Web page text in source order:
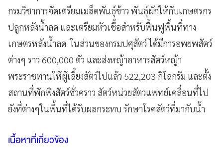
กรมวิชาการจัดเตรียมเมล็ดพันธุ์ข้าว พันธุ์ผักให้กับเกษตรกร
ปลูกหลังน้ำลด และเตรียมหัวเชื้อสำหรับฟื้นฟูพื้นที่ทาง
เกษตรหลังน้ำลด ในส่วนของกรมปศุสัตว์ ได้มีการอพยพสัตว์
ต่างๆ ราว 600,000 ตัว และส่งหญ้าอาหารสัตว์หญ้า
พระราชทานให้ผู้เลี้ยงสัตว์ไปแล้ว 522,203 กิโลกรัม และตั้ง
สถานที่พักพิงสัตว์ชั่วคราว สัตว์หน่วยสัตวแพทย์เคลื่อนที่ไป
ยังที่ต่างๆในพื้นที่ได้รับผลกระทบ รักษาโรคสัตว์ที่มากับน้ำ
เนื้อหาที่เกี่ยวข้อง